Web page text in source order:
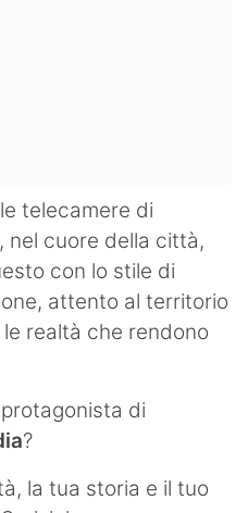
telecamere di
nel cuore della città,
con lo stile di
attento al territorio
realtà che rendono
di
?
la tua storia e il tuo